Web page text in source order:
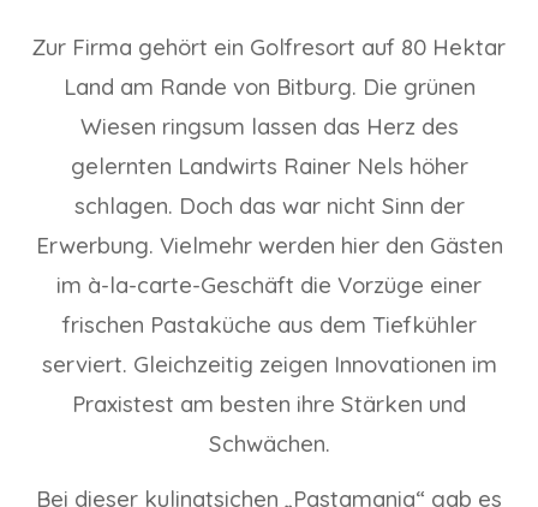
Zur Firma gehört ein Golfresort auf 80 Hektar
Land am Rande von Bitburg. Die grünen
Wiesen ringsum lassen das Herz des
gelernten Landwirts Rainer Nels höher
schlagen. Doch das war nicht Sinn der
Erwerbung. Vielmehr werden hier den Gästen
im à-la-carte-Geschäft die Vorzüge einer
frischen Pastaküche aus dem Tiefkühler
serviert. Gleichzeitig zeigen Innovationen im
Praxistest am besten ihre Stärken und
Schwächen.
Bei dieser kulinatsichen „Pastamania“ gab es